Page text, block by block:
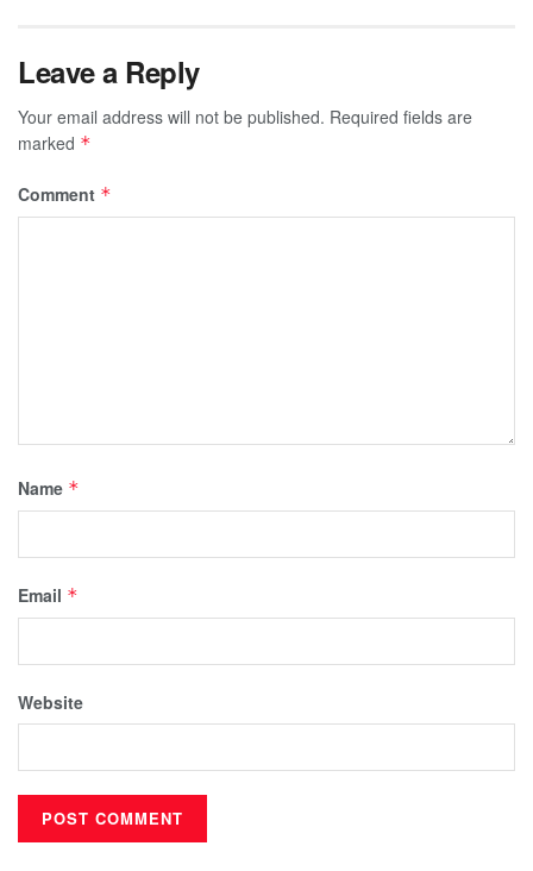
Leave a Reply
Your email address will not be published. Required fields are
marked *
Comment *
Name *
Email *
Website